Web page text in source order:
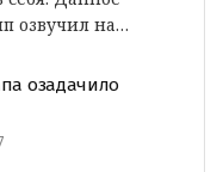
озвучил на…
озадачило